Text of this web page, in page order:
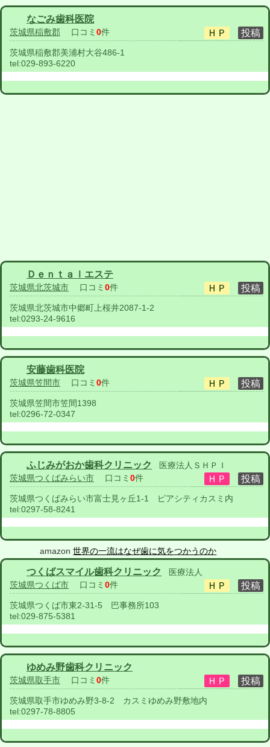
なごみ歯科医院
茨城県稲敷郡 口コミ 0件
茨城県稲敷郡美浦村大谷486-1
tel:029-893-6220
Ｄｅｎｔａｌエステ
茨城県北茨城市 口コミ 0件
茨城県北茨城市中郷町上桜井2087-1-2
tel:0293-24-9616
安藤歯科医院
茨城県笠間市 口コミ 0件
茨城県笠間市笠間1398
tel:0296-72-0347
ふじみがおか歯科クリニック
医療法人ＳＨＰＩ
茨城県つくばみらい市 口コミ 0件
茨城県つくばみらい市富士見ヶ丘1-1 ピアシティカスミ内
tel:0297-58-8241
amazon世界の一流はなぜ歯に気をつかうのか
つくばスマイル歯科クリニック
医療法人
茨城県つくば市 口コミ 0件
茨城県つくば市東2-31-5 巴事務所103
tel:029-875-5381
ゆめみ野歯科クリニック
茨城県取手市 口コミ 0件
茨城県取手市ゆめみ野3-8-2 カスミゆめみ野敷地内
tel:0297-78-8805